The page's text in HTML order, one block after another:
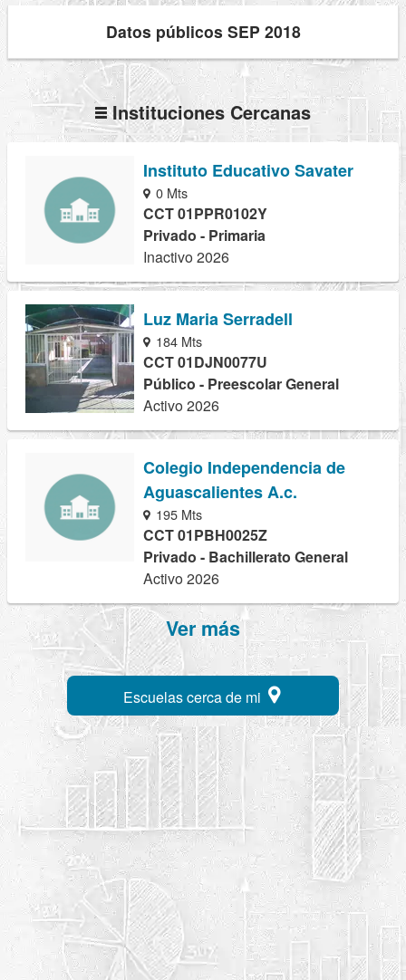
Datos públicos SEP 2018
Instituciones Cercanas
Instituto Educativo Savater
0 Mts
CCT 01PPR0102Y
Privado - Primaria
Inactivo 2026
Luz Maria Serradell
184 Mts
CCT 01DJN0077U
Público - Preescolar General
Activo 2026
Colegio Independencia de
Aguascalientes A.c.
195 Mts
CCT 01PBH0025Z
Privado - Bachillerato General
Activo 2026
Ver más
Escuelas cerca de mi